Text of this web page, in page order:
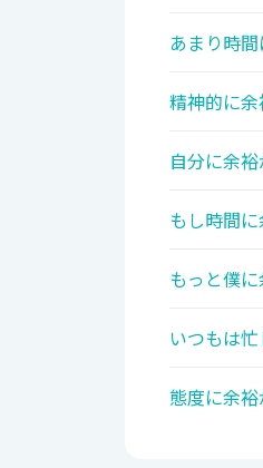
あまり時
精神的に
自分に余
もし時間
もっと僕
いつもは
態度に余